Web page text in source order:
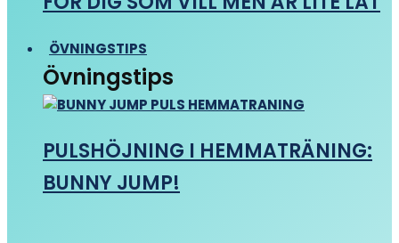
ÖVNINGSTIPS
Övningstips
PULSHÖJNING I HEMMATRÄNING:
BUNNY JUMP!